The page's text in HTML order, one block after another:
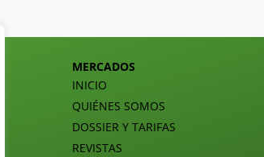
MERCADOS
INICIO
QUIÉNES SOMOS
DOSSIER Y TARIFAS
REVISTAS